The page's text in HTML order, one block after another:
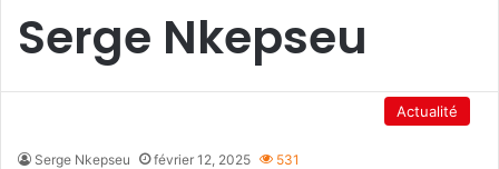
Serge Nkepseu
Actualité
Serge Nkepseu février 12, 2025 531